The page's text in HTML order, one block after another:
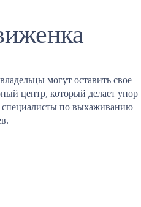
могут оставить свое
центр, который делает упор
специалисты по выхаживанию